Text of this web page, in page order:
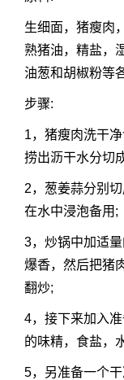
生细面，猪瘦肉
熟猪油，精盐，
油葱和胡椒粉等
步骤:
1，猪瘦肉洗干
捞出沥干水分切
2，葱姜蒜分别
在水中浸泡备用;
3，炒锅中加适
爆香，然后把猪
翻炒;
4，接下来加入
的味精，食盐，
5，另准备一个